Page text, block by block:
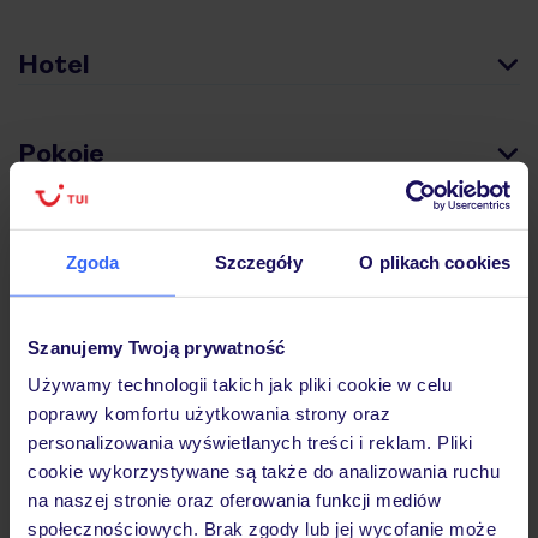
Zgoda Szczegóły O plikach cookies
Szanujemy Twoją prywatność
Używamy technologii takich jak pliki cookie w celu
poprawy komfortu użytkowania strony oraz
personalizowania wyświetlanych treści i reklam. Pliki
cookie wykorzystywane są także do analizowania ruchu
na naszej stronie oraz oferowania funkcji mediów
społecznościowych. Brak zgody lub jej wycofanie może
Hotel
Pokoje
Ważne informacje
Często zadawane pytania